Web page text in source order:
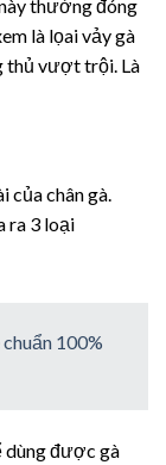
thường đóng
là lọai vảy gà
thủ vượt trội. Là
của chân gà.
ra 3 loại
100%
dùng được gà